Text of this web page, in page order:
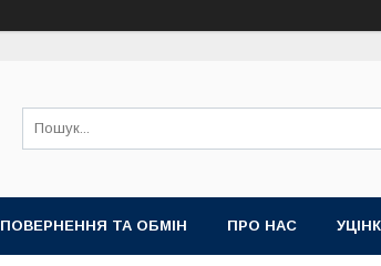
ПОВЕРНЕННЯ ТА ОБМІН ПРО НАС